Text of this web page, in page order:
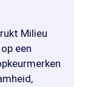
Milieu
een